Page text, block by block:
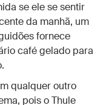
se ele se sentir
da manhã, um
fornece
café gelado para
qualquer outro
pois o Thule